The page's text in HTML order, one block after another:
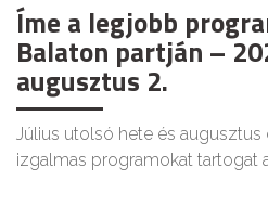
Íme a legjobb
Balaton partján –
augusztus 2.
Július utolsó hete és augusztus
izgalmas programokat tartogat